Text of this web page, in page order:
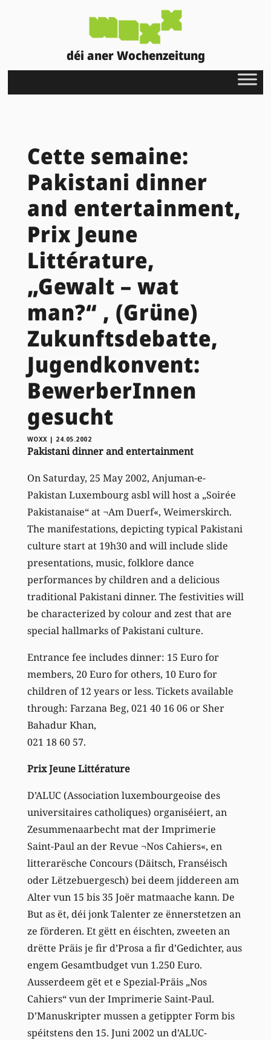
déi aner Wochenzeitung
Cette semaine:
Pakistani dinner
and entertainment,
Prix Jeune
Littérature,
„Gewalt – wat
man?“ , (Grüne)
Zukunftsdebatte,
Jugendkonvent:
BewerberInnen
gesucht
WOXX | 24.05.2002
Pakistani dinner and entertainment
On Saturday, 25 May 2002, Anjuman-e-
Pakistan Luxembourg asbl will host a „Soirée
Pakistanaise“ at ¬Am Duerf«, Weimerskirch.
The manifestations, depicting typical Pakistani
culture start at 19h30 and will include slide
presentations, music, folklore dance
performances by children and a delicious
traditional Pakistani dinner. The festivities will
be characterized by colour and zest that are
special hallmarks of Pakistani culture.
Entrance fee includes dinner: 15 Euro for
members, 20 Euro for others, 10 Euro for
children of 12 years or less. Tickets available
through: Farzana Beg, 021 40 16 06 or Sher
Bahadur Khan,
021 18 60 57.
Prix Jeune Littérature
D’ALUC (Association luxembourgeoise des
universitaires catholiques) organiséiert, an
Zesummenaarbecht mat der Imprimerie
Saint-Paul an der Revue ¬Nos Cahiers«, en
litterarësche Concours (Däitsch, Franséisch
oder Lëtzebuergesch) bei deem jiddereen am
Alter vun 15 bis 35 Joër matmaache kann. De
But as ët, déi jonk Talenter ze ënnerstetzen an
ze förderen. Et gëtt en éischten, zweeten an
drëtte Präis je fir d’Prosa a fir d’Gedichter, aus
engem Gesamtbudget vun 1.250 Euro.
Ausserdeem gët et e Spezial-Präis „Nos
Cahiers“ vun der Imprimerie Saint-Paul.
D’Manuskripter mussen a getippter Form bis
spéitstens den 15. Juni 2002 un d’ALUC-